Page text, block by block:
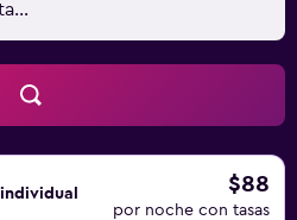
$88
por noche con tasas